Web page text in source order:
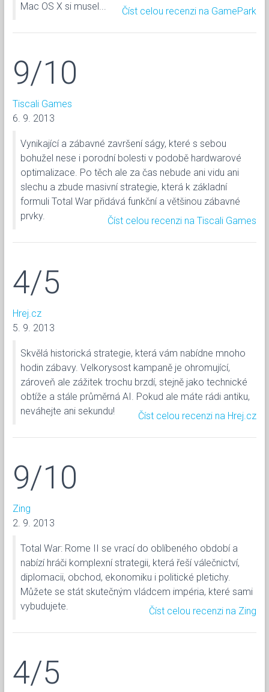
Mac OS X si musel... Číst celou recenzi na GamePark
9/10
Tiscali Games
6. 9. 2013
Vynikající a zábavné završení ságy, které s sebou
bohužel nese i porodní bolesti v podobě hardwarové
optimalizace. Po těch ale za čas nebude ani vidu ani
slechu a zbude masivní strategie, která k základní
formuli Total War přidává funkční a většinou zábavné
prvky.
Číst celou recenzi na Tiscali Games
4/5
Hrej.cz
5. 9. 2013
Skvělá historická strategie, která vám nabídne mnoho
hodin zábavy. Velkorysost kampaně je ohromující,
zároveň ale zážitek trochu brzdí, stejně jako technické
obtíže a stále průměrná AI. Pokud ale máte rádi antiku,
neváhejte ani sekundu!
Číst celou recenzi na Hrej.cz
9/10
Zing
2. 9. 2013
Total War: Rome II se vrací do oblíbeného období a
nabízí hráči komplexní strategii, která řeší válečnictví,
diplomacii, obchod, ekonomiku i politické pletichy.
Můžete se stát skutečným vládcem impéria, které sami
vybudujete.
Číst celou recenzi na Zing
4/5